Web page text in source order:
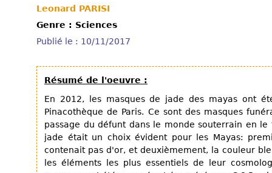
Leonard PARISI
Genre : Sciences
Publié le : 10/11/2017
Résumé de l'oeuvre :
En 2012, les masques de jade des mayas ont
Pinacothèque de Paris. Ce sont des masques
passage du défunt dans le monde souterrain en
jade était un choix évident pour les Mayas:
contenait pas d'or, et deuxièmement, la couleur
les éléments les plus essentiels de leur